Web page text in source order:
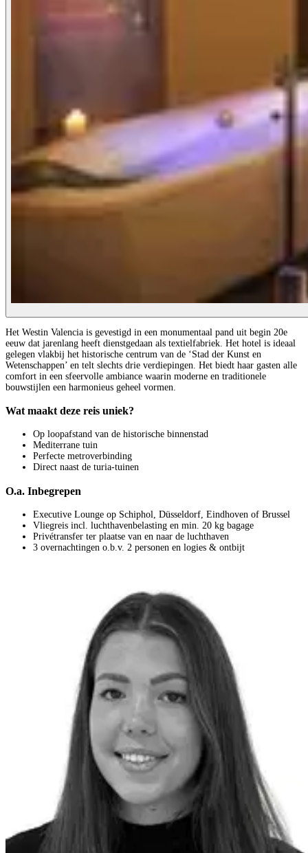
Het Westin Valencia is gevestigd in een monumentaal pand uit begin 20e
eeuw dat jarenlang heeft dienstgedaan als textielfabriek. Het hotel is ideaal
gelegen vlakbij het historische centrum van de ‘Stad der Kunst en
Wetenschappen’ en telt slechts drie verdiepingen. Het biedt haar gasten alle
comfort in een sfeervolle ambiance waarin moderne en traditionele
bouwstijlen een harmonieus geheel vormen.
Wat maakt deze reis uniek?
Op loopafstand van de historische binnenstad
Mediterrane tuin
Perfecte metroverbinding
Direct naast de turia-tuinen
O.a. Inbegrepen
Executive Lounge op Schiphol, Düsseldorf, Eindhoven of Brussel
Vliegreis incl. luchthavenbelasting en min. 20 kg bagage
Privétransfer ter plaatse van en naar de luchthaven
3 overnachtingen o.b.v. 2 personen en logies & ontbijt